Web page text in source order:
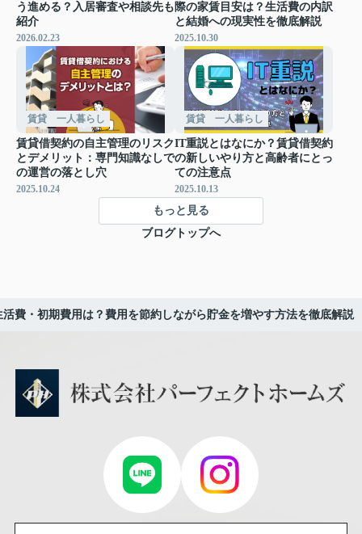
う進める？入居審査や相談先も
紹介
2026.02.23
際の家賃目安は？生活費の内訳
と結婚への現実性を徹底解説
2025.10.30
賃貸 一人暮らし
賃貸借契約の自主管理のリスク
とデメリット：専門知識なしで
の運営の落とし穴
2025.10.24
賃貸 一人暮らし
IT重説とはなにか？賃貸借契約
の新しいやり方と高齢者にとっ
ての注意点
2025.10.13
もっと見る
ブログトップへ
費・初期費用は？費用を節約しながら貯金を増やす方法を徹底解説